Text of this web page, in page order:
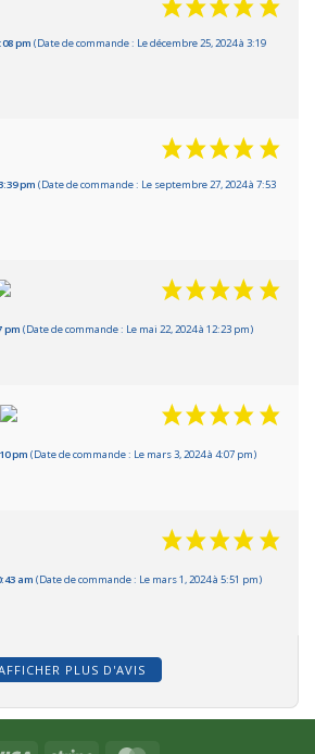
pm (Date de commande : Le décembre 25, 2024 à 3:19
pm (Date de commande : Le septembre 27, 2024 à 7:53
pm (Date de commande : Le mai 22, 2024 à 12:23 pm)
pm (Date de commande : Le mars 3, 2024 à 4:07 pm)
am (Date de commande : Le mars 1, 2024 à 5:51 pm)
PLUS D'AVIS